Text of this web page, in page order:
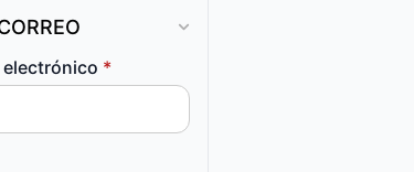
electrónico *